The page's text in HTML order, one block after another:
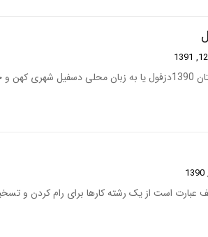
که در…
عبارت است از یک رشته کارها برای رام کردن و